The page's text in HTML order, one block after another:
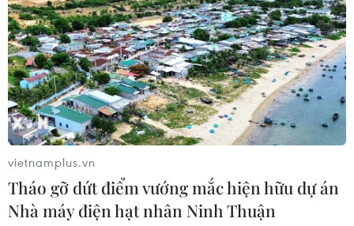
vietnamplus.vn
Tháo gỡ dứt điểm vướng mắc hiện hữu dự án
Nhà máy điện hạt nhân Ninh Thuận